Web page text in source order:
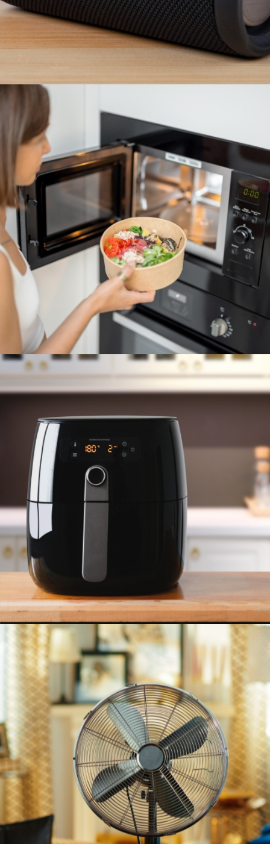
MICROONDAS
FREIDORA DE AIRE
VENTILADORES